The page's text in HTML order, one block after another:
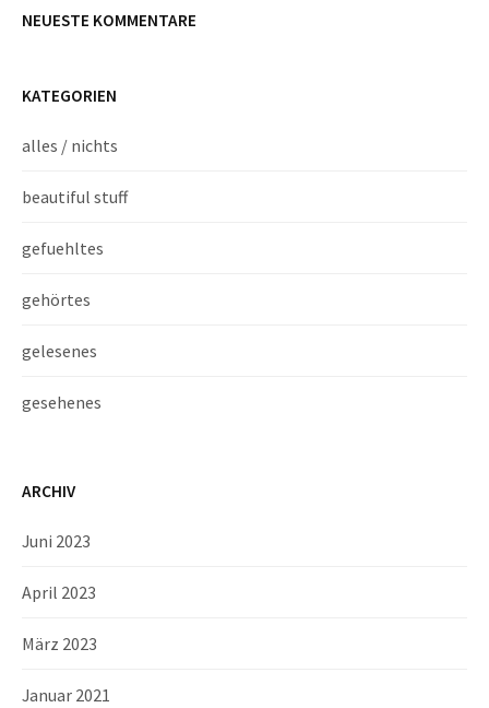
NEUESTE KOMMENTARE
KATEGORIEN
alles / nichts
beautiful stuff
gefuehltes
gehörtes
gelesenes
gesehenes
ARCHIV
Juni 2023
April 2023
März 2023
Januar 2021